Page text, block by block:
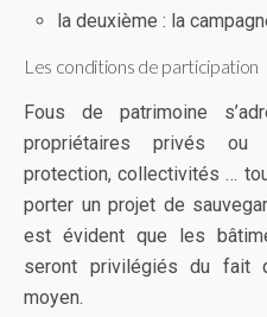
la deuxième : la
Les conditions de participation
Fous de patrimoine
propriétaires privés ou
protection, collectivités …
porter un projet de
est évident que les
seront privilégiés du fait
moyen.